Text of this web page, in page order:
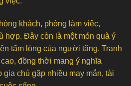
khách, phòng làm việc,
hợp. Đây còn là một món quà ý
tấm lòng của người tặng. Tranh
đồng thời mang ý nghĩa
gia chủ gặp nhiều may mắn, tài